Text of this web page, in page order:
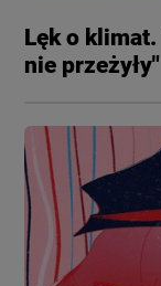
Lęk o klimat.
nie przeżyły"